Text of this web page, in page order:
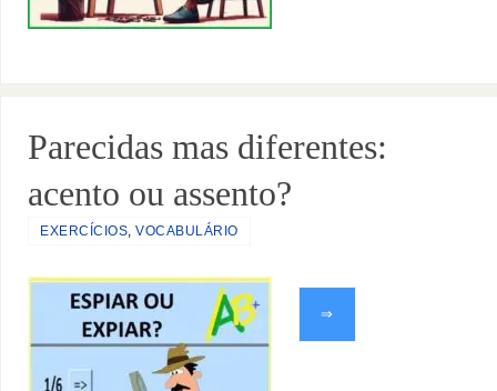
Parecidas mas diferentes:
acento ou assento?
EXERCÍCIOS,VOCABULÁRIO
⇒